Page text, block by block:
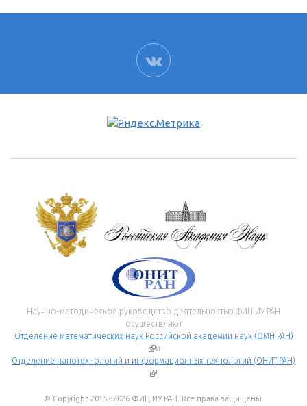
ВК
Научно-методическое руководство деятельностью ФИЦ ИУ РАН
осуществляют
Отделение математических наук Российской академии наук (ОМН РАН)
(внешняя ссылка)
и
Отделение нанотехнологий и информационных технологий (ОНИТ РАН)
(внешняя ссылка)
.
© Copyright 2015 - 2026 ФИЦ ИУ РАН. Все права защищены.